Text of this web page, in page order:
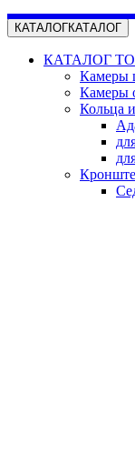
КАТАЛОГКАТАЛОГ
КАТАЛОГ
Камеры
Камеры
Кольца